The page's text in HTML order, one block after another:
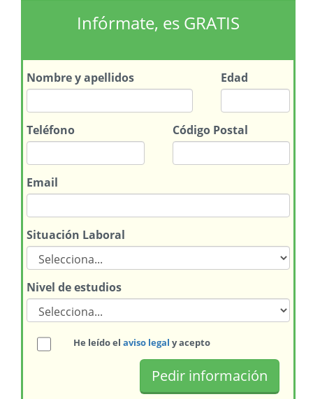
Infórmate, es GRATIS
Nombrey apellidos Edad
Teléfono Código Postal
Email
Situación Laboral
Nivel de estudios
He leído el aviso legal y acepto